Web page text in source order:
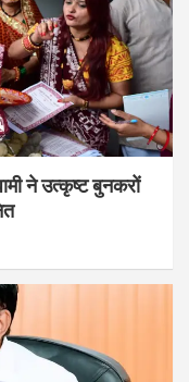
ने उत्कृष्ट बुनकरों